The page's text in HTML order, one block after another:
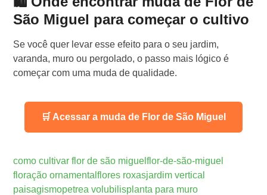
São Miguel para começar o cultivo
Se você quer levar esse efeito para o seu jardim,
varanda, muro ou pergolado, o passo mais lógico é
começar com uma muda de qualidade.
🛒 Acessar a muda de Flor de São Miguel
como cultivar flor de são miguelflor-de-são-miguel
floração ornamentalflores roxasjardim vertical
paisagismopetrea volubilisplanta para muro